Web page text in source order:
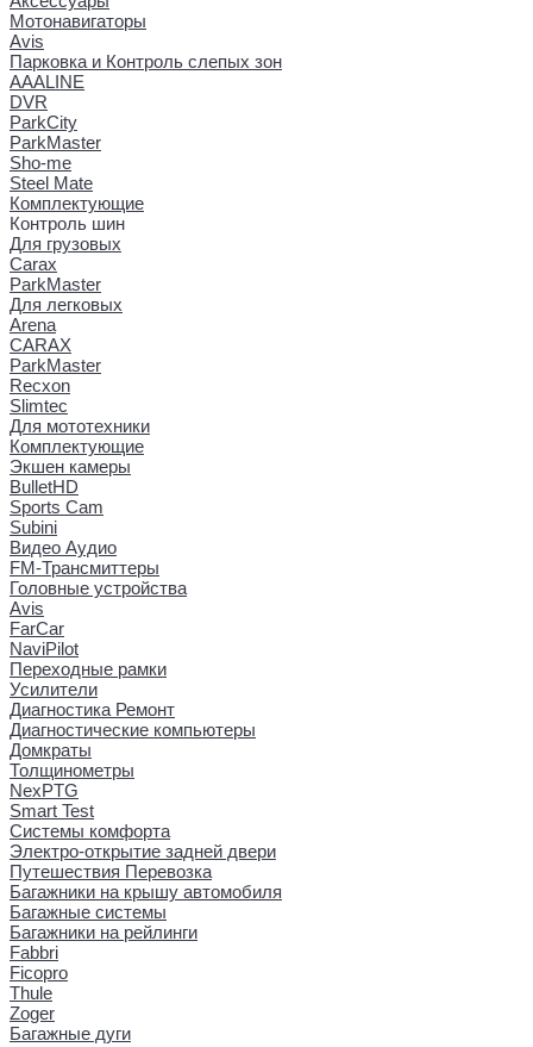
Мотонавигаторы
Avis
Парковка и Контроль слепых зон
AAALINE
DVR
ParkCity
ParkMaster
Sho-me
Steel Mate
Комплектующие
Контроль шин
Для грузовых
Carax
ParkMaster
Для легковых
Arena
CARAX
ParkMaster
Recxon
Slimtec
Для мототехники
Комплектующие
Экшен камеры
BulletHD
Sports Cam
Subini
Видео Аудио
FM-Трансмиттеры
Головные устройства
Avis
FarCar
NaviPilot
Переходные рамки
Усилители
Диагностика Ремонт
Диагностические компьютеры
Домкраты
Толщинометры
NexPTG
Smart Test
Системы комфорта
Электро-открытие задней двери
Путешествия Перевозка
Багажники на крышу автомобиля
Багажные системы
Багажники на рейлинги
Fabbri
Ficopro
Thule
Zoger
Багажные дуги